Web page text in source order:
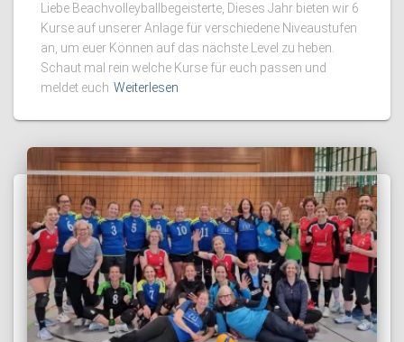
Liebe Beachvolleyballbegeisterte, Dieses Jahr bieten wir 6
Kurse auf unserer Anlage für verschiedene Niveaustufen
an, um euer Können auf das nächste Level zu heben.
Schaut mal rein welche Kurse für euch passen und
meldet euch Weiterlesen